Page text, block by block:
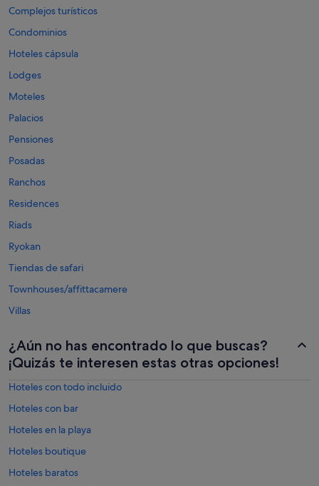
Complejos turísticos
Condominios
Hoteles cápsula
Lodges
Moteles
Palacios
Pensiones
Posadas
Ranchos
Residences
Riads
Ryokan
Tiendas de safari
Townhouses/affittacamere
Villas
¿Aún no has encontrado lo que buscas?
¡Quizás te interesen estas otras opciones!
Hoteles con todo incluido
Hoteles con bar
Hoteles en la playa
Hoteles boutique
Hoteles baratos